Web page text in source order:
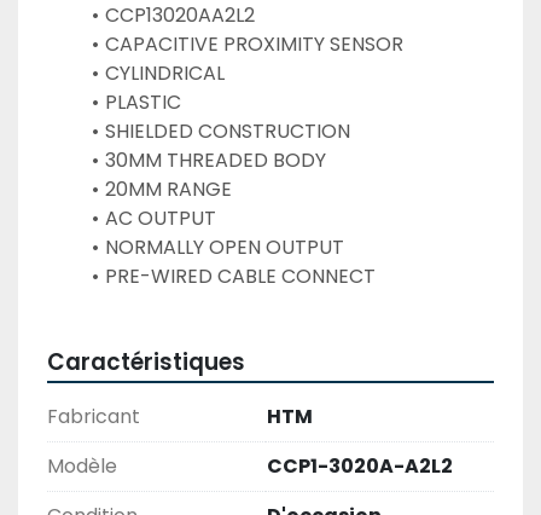
CCP13020AA2L2
CAPACITIVE PROXIMITY SENSOR
CYLINDRICAL
PLASTIC
SHIELDED CONSTRUCTION
30MM THREADED BODY
20MM RANGE
AC OUTPUT
NORMALLY OPEN OUTPUT
PRE-WIRED CABLE CONNECT
Caractéristiques
Fabricant
HTM
Modèle
CCP1-3020A-A2L2